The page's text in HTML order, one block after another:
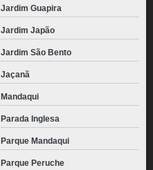
Jardim Guapira
Jardim Japão
Jardim São Bento
Jaçanã
Mandaqui
Parada Inglesa
Parque Mandaqui
Parque Peruche